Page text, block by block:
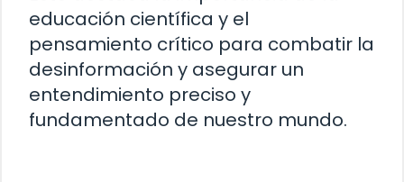
educación científica y el
pensamiento crítico para combatir la
desinformación y asegurar un
entendimiento preciso y
fundamentado de nuestro mundo.